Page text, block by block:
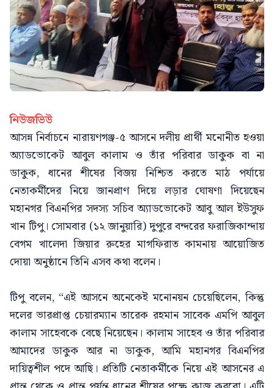
নিউজভিউ
আসন্ন নির্বাচনে নারায়ণগঞ্জ-৫ আসনে দলীয় প্রার্থী মনোনীত হওয়া
অ্যাডভোকেট আবুল কালাম ও তাঁর পরিবার ডাকুক বা না
ডাকুক, ধানের শীষের বিজয় নিশ্চিত করতে মাঠ পর্যায়ে
নেতাকর্মীদের নিয়ে জানপ্রাণ দিয়ে লড়ার ঘোষণা দিয়েছেন
মহানগর বিএনপির সদস্য সচিব অ্যাডভোকেট আবু আল ইউসুফ
খান টিপু। সোমবার (১২ জানুয়ারি) দুপুরে বন্দরের ফরাজিকান্দায়
বেগম খালেদা জিয়ার রুহের মাগফিরাত কামনায় আয়োজিত
দোয়া অনুষ্ঠানে তিনি এসব কথা বলেন।
টিপু বলেন, “এই আসনে অনেকেই মনোনয়ন চেয়েছিলেন, কিন্তু
দলের ভারপ্রাপ্ত চেয়ারম্যান তারেক রহমান সাবেক এমপি আবুল
কালাম সাহেবকে বেছে নিয়েছেন। কালাম সাহেব ও তাঁর পরিবার
আমাদের ডাকুক আর না ডাকুক, আমি মহানগর বিএনপির
দায়িত্বশীল পদে আছি। প্রতিটি নেতাকর্মীকে নিয়ে এই আসনের এ